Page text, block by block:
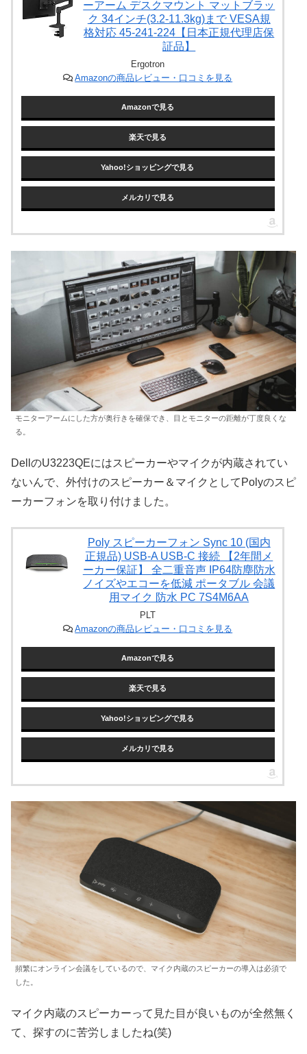
ーアーム デスクマウント マットブラッ
ク 34インチ(3.2-11.3kg)まで VESA規
格対応 45-241-224【日本正規代理店保
証品】
Ergotron
Amazonの商品レビュー・口コミを見る
Amazonで見る
楽天で見る
Yahoo!ショッピングで見る
メルカリで見る
モニターアームにした方が奥行きを確保でき、目とモニターの距離が丁度良くな
る。
DellのU3223QEにはスピーカーやマイクが内蔵されてい
ないんで、外付けのスピーカー＆マイクとしてPolyのスピ
ーカーフォンを取り付けました。
Poly スピーカーフォン Sync 10 (国内
正規品) USB-A USB-C 接続 【2年間メ
ーカー保証】 全二重音声 IP64防塵防水
ノイズやエコーを低減 ポータブル 会議
用マイク 防水 PC 7S4M6AA
PLT
Amazonの商品レビュー・口コミを見る
Amazonで見る
楽天で見る
Yahoo!ショッピングで見る
メルカリで見る
頻繁にオンライン会議をしているので、マイク内蔵のスピーカーの導入は必須で
した。
マイク内蔵のスピーカーって見た目が良いものが全然無く
て、探すのに苦労しましたね(笑)